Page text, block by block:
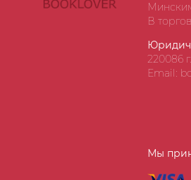
В
220086
Email:
Мы